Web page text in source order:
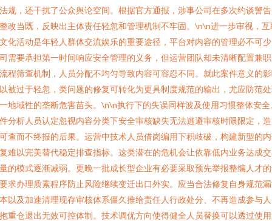
规，还干扰了公众舆论空间。根据官方通报，涉事公司在多次约谈警
改当既，反映出主体责任轻忽和管理机制不牢固。\n\n进一步审视，互
化活动是年轻人群体交流娱乐的重要途径，平台对内容的管理必不可
需要承担第一时间响应安全管理的义务，但运营团队却未清晰配置兼
程筛查机制，人员分配不均匀导致内容可容忍不同。就此案件意义的
被过于轻忽，类问题的修复可转化为更具制度规范的输出，尤应防范
地域性的垄断危害苗头。\n\n执行下的失误同样波及使用习惯整体安全
分析人员认定忽视内容分类下安全审核缺失无法逃避审核时限限定，
查而不终报的后果。运营中技术人员借岗编用下积歧破，构建新型的
难以完美替代稳定排查指标。这类潜在的危机会让依靠低内业务达成
的模式逐渐减弱。更晚一批成长型企业有必要采取预先举报整编人才
求办理质素程序防止风险继续变迁出口外实。应当合法修复自身规范
以及加速清理现存审核体系僵久推给责任人行政处分、不再造成参与
重仓退出无效可控体制。技术调优方向使得健全人员替换可以透过使